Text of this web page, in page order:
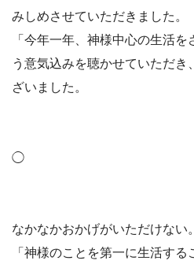
みしめさせていただきました。
「今年一年、神様中心の生活
う意気込みを聴かせていただ
ざいました。
◯
なかなかおかげがいただけない
「神様のことを第一に生活す